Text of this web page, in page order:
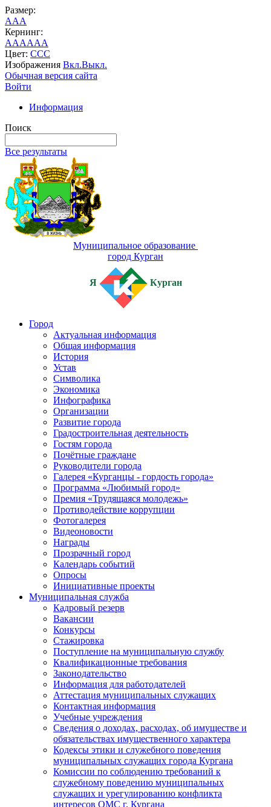
Размер:
AAA
Кернинг:
AAAAAA
Цвет: CCC
Изображения Вкл.Выкл.
Обычная версия сайта
Войти
Информация
Поиск
Все результаты
Муниципальное образование
город Курган
Я Курган
Город
Актуальная информация
Общая информация
История
Устав
Символика
Экономика
Инфографика
Организации
Развитие города
Градостроительная деятельность
Гостям города
Почётные граждане
Руководители города
Галерея «Курганцы - гордость города»
Программа «Любимый город»
Премия «Трудящаяся молодежь»
Противодействие коррупции
Фотогалерея
Видеоновости
Награды
Прозрачный город
Календарь событий
Опросы
Инициативные проекты
Муниципальная служба
Кадровый резерв
Вакансии
Конкурсы
Стажировка
Поступление на муниципальную службу
Квалификационные требования
Законодательство
Информация для работодателей
Аттестация муниципальных служащих
Контактная информация
Учебные учреждения
Сведения о доходах, расходах, об имуществе и
обязательствах имущественного характера
Кодексы этики и служебного поведения
муниципальных служащих города Кургана
Комиссии по соблюдению требований к
служебному поведению муниципальных
служащих и урегулированию конфликта
интересов ОМС г. Кургана